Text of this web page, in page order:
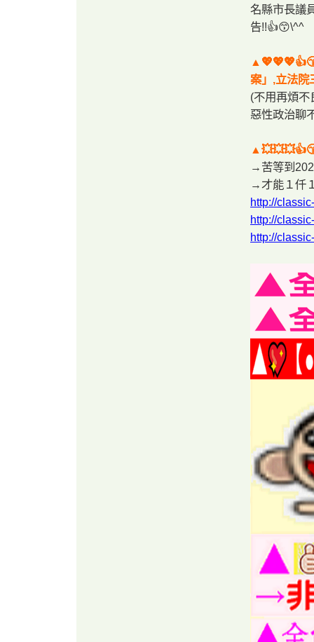
名縣市長議
告!!👍😙\^^
案」,立法院
(不用再煩
惡性政治聊
→苦等到
→才能１仟
http://
http://
http://